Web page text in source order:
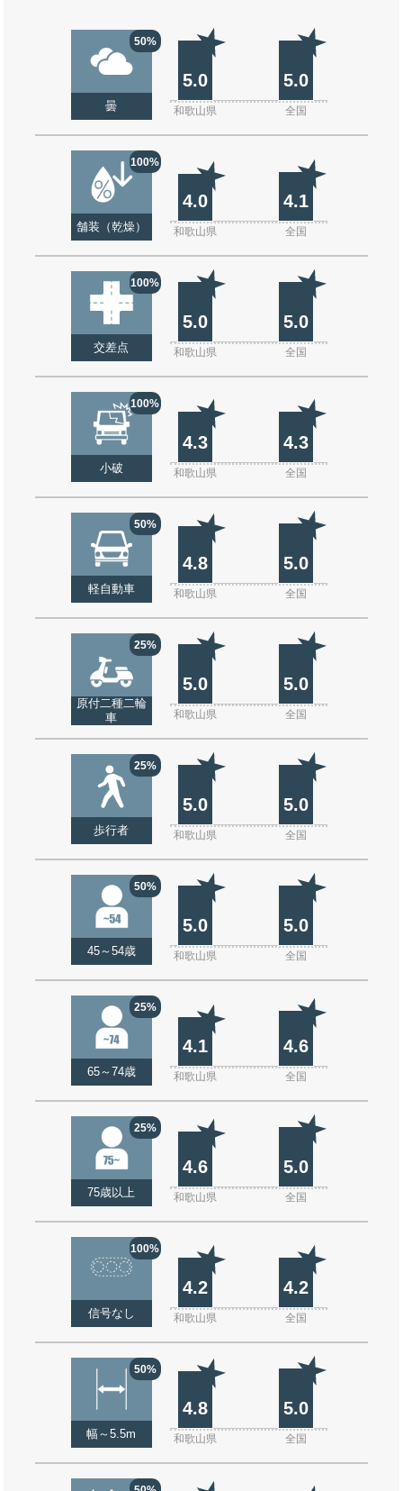
50%
曇
5.0 5.0
和歌山県 全国
100%
舗装（乾燥）
4.0 4.1
和歌山県 全国
100%
交差点
5.0 5.0
和歌山県 全国
100%
小破
4.3 4.3
和歌山県 全国
50%
軽自動車
4.8 5.0
和歌山県 全国
25%
原付二種二輪
車
5.0 5.0
和歌山県 全国
25%
歩行者
5.0 5.0
和歌山県 全国
50%
45～54歳
5.0 5.0
和歌山県 全国
25%
65～74歳
4.1 4.6
和歌山県 全国
25%
75歳以上
4.6 5.0
和歌山県 全国
100%
信号なし
4.2 4.2
和歌山県 全国
50%
幅～5.5m
4.8 5.0
和歌山県 全国